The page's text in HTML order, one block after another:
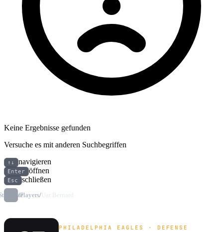
Keine Ergebnisse gefunden
Versuche es mit anderen Suchbegriffen
↑↓ navigieren
Enter öffnen
Esc schließen
/Players/Uar Bernard
PHILADELPHIA EAGLES · DEFENSE